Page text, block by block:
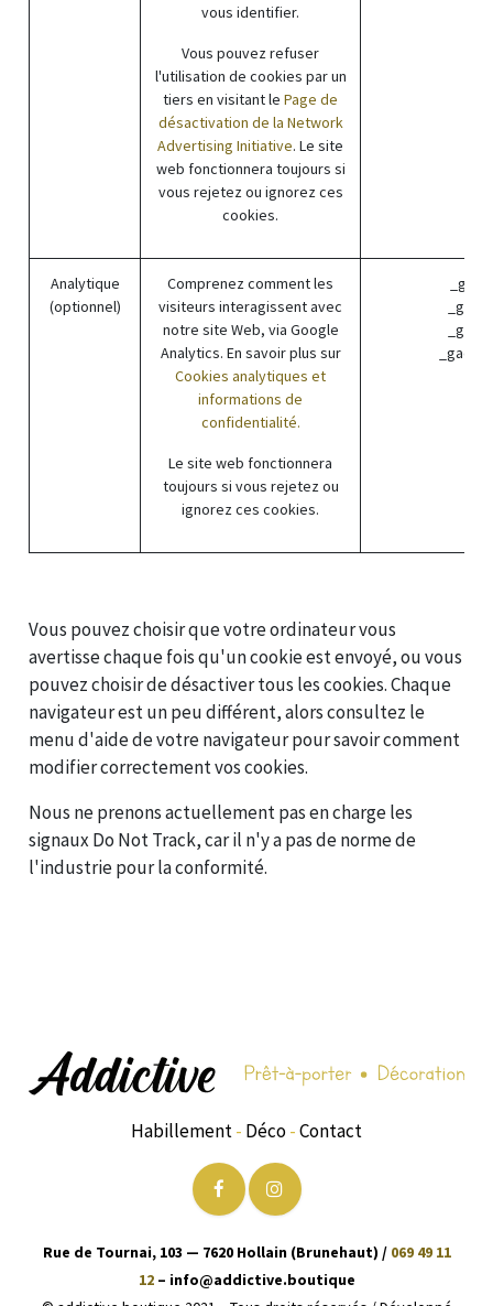
vous identifier.
Vous pouvez refuser
l'utilisation de cookies par un
tiers en visitant lePage de
désactivation de la Network
Advertising Initiative. Le site
web fonctionnera toujours si
vous rejetez ou ignorez ces
cookies.
Analytique
(optionnel)
Comprenez comment les
visiteurs interagissent avec
notre site Web, via Google
Analytics. En savoir plus sur
Cookies analytiques et
informations de
confidentialité.
Le site web fonctionnera
toujours si vous rejetez ou
ignorez ces cookies.
_ga
_gat
_gid
Vous pouvez choisir que votre ordinateur vous
avertisse chaque fois qu'un cookie est envoyé, ou vous
pouvez choisir de désactiver tous les cookies. Chaque
navigateur est un peu différent, alors consultez le
menu d'aide de votre navigateur pour savoir comment
modifier correctement vos cookies.
Nous ne prenons actuellement pas en charge les
signaux Do Not Track, car il n'y a pas de norme de
l'industrie pour la conformité.
Habillement- Déco-Contact
Rue de Tournai, 103 — 7620 Hollain (Brunehaut) / 069 49 11
12– info@addictive.boutique